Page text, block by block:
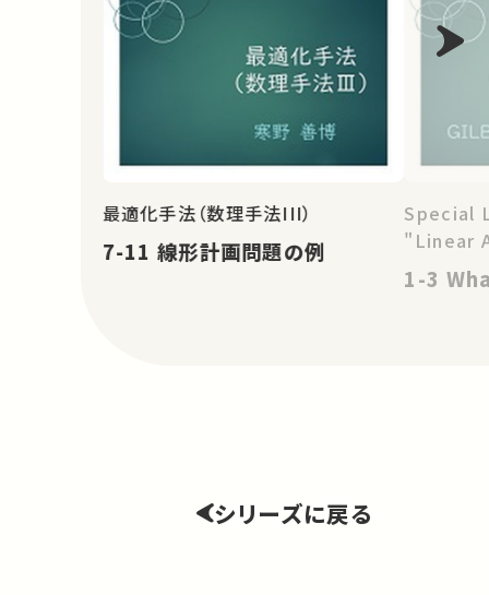
最適化手法（数理手法III）
7-11 線形計画問題の例
Special
"Linear
1-3
シリーズに戻る